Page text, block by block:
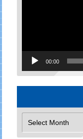
00:00